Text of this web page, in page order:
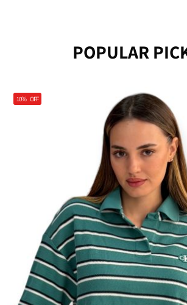
נעלים Calvin Klein - הבחירה הכי נכונה ליום
POPULAR
10% OFF